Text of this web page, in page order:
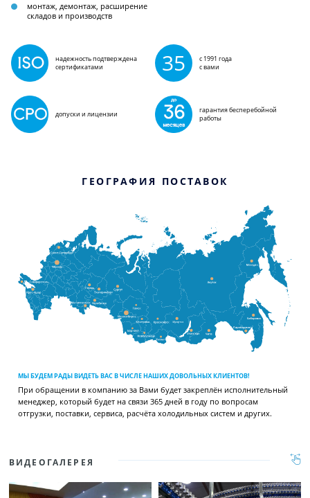
монтаж, демонтаж, расширение
складов и производств
надежность подтверждена
сертификатами
35
с 1991 года
с вами
допуски и лицензии
гарантия бесперебойной
работы
ГЕОГРАФИЯ ПОСТАВОК
МЫ БУДЕМ РАДЫ ВИДЕТЬ ВАС В ЧИСЛЕ НАШИХ ДОВОЛЬНЫХ КЛИЕНТОВ!
При обращении в компанию за Вами будет закреплён исполнительный
менеджер, который будет на связи 365 дней в году по вопросам
отгрузки, поставки, сервиса, расчёта холодильных систем и других.
ВИДЕОГАЛЕРЕЯ